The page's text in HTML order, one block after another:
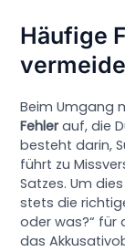
Häufige
Beim Umgang
Fehlerauf, die
besteht darin,
führt zu
Satzes. Um
stets die
oder was?“ für
das